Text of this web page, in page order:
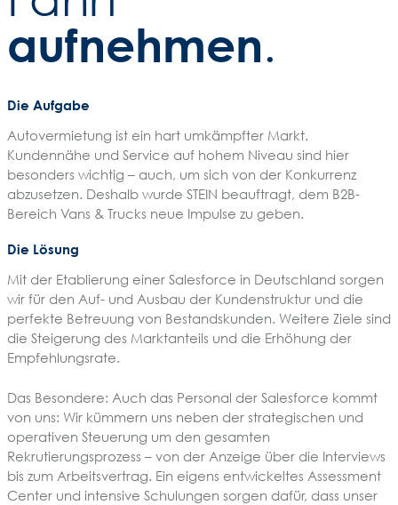
aufnehmen.
Die Aufgabe
Autovermietung ist ein hart umkämpfter Markt.
Kundennähe und Service auf hohem Niveau sind hier
besonders wichtig – auch, um sich von der Konkurrenz
abzusetzen. Deshalb wurde STEIN beauftragt, dem B2B-
Bereich Vans & Trucks neue Impulse zu geben.
Die Lösung
Mit der Etablierung einer Salesforce in Deutschland sorgen
wir für den Auf- und Ausbau der Kundenstruktur und die
perfekte Betreuung von Bestandskunden. Weitere Ziele sind
die Steigerung des Marktanteils und die Erhöhung der
Empfehlungsrate.
Das Besondere: Auch das Personal der Salesforce kommt
von uns: Wir kümmern uns neben der strategischen und
operativen Steuerung um den gesamten
Rekrutierungsprozess – von der Anzeige über die Interviews
bis zum Arbeitsvertrag. Ein eigens entwickeltes Assessment
Center und intensive Schulungen sorgen dafür, dass unser